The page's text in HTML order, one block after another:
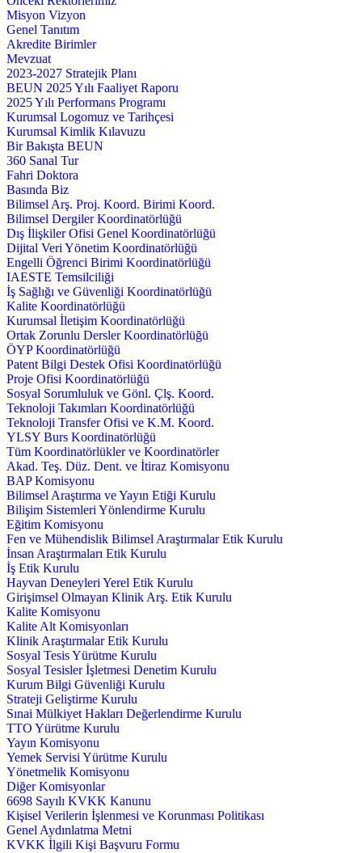
Misyon Vizyon
Genel Tanıtım
Akredite Birimler
Mevzuat
2023-2027 Stratejik Planı
BEUN 2025 Yılı Faaliyet Raporu
2025 Yılı Performans Programı
Kurumsal Logomuz ve Tarihçesi
Kurumsal Kimlik Kılavuzu
Bir Bakışta BEUN
360 Sanal Tur
Fahri Doktora
Basında Biz
Bilimsel Arş. Proj. Koord. Birimi Koord.
Bilimsel Dergiler Koordinatörlüğü
Dış İlişkiler Ofisi Genel Koordinatörlüğü
Dijital Veri Yönetim Koordinatörlüğü
Engelli Öğrenci Birimi Koordinatörlüğü
IAESTE Temsilciliği
İş Sağlığı ve Güvenliği Koordinatörlüğü
Kalite Koordinatörlüğü
Kurumsal İletişim Koordinatörlüğü
Ortak Zorunlu Dersler Koordinatörlüğü
ÖYP Koordinatörlüğü
Patent Bilgi Destek Ofisi Koordinatörlüğü
Proje Ofisi Koordinatörlüğü
Sosyal Sorumluluk ve Gönl. Çlş. Koord.
Teknoloji Takımları Koordinatörlüğü
Teknoloji Transfer Ofisi ve K.M. Koord.
YLSY Burs Koordinatörlüğü
Tüm Koordinatörlükler ve Koordinatörler
Akad. Teş. Düz. Dent. ve İtiraz Komisyonu
BAP Komisyonu
Bilimsel Araştırma ve Yayın Etiği Kurulu
Bilişim Sistemleri Yönlendirme Kurulu
Eğitim Komisyonu
Fen ve Mühendislik Bilimsel Araştırmalar Etik Kurulu
İnsan Araştırmaları Etik Kurulu
İş Etik Kurulu
Hayvan Deneyleri Yerel Etik Kurulu
Girişimsel Olmayan Klinik Arş. Etik Kurulu
Kalite Komisyonu
Kalite Alt Komisyonları
Klinik Araştırmalar Etik Kurulu
Sosyal Tesis Yürütme Kurulu
Sosyal Tesisler İşletmesi Denetim Kurulu
Kurum Bilgi Güvenliği Kurulu
Strateji Geliştirme Kurulu
Sınai Mülkiyet Hakları Değerlendirme Kurulu
TTO Yürütme Kurulu
Yayın Komisyonu
Yemek Servisi Yürütme Kurulu
Yönetmelik Komisyonu
Diğer Komisyonlar
6698 Sayılı KVKK Kanunu
Kişisel Verilerin İşlenmesi ve Korunması Politikası
Genel Aydınlatma Metni
KVKK İlgili Kişi Başvuru Formu